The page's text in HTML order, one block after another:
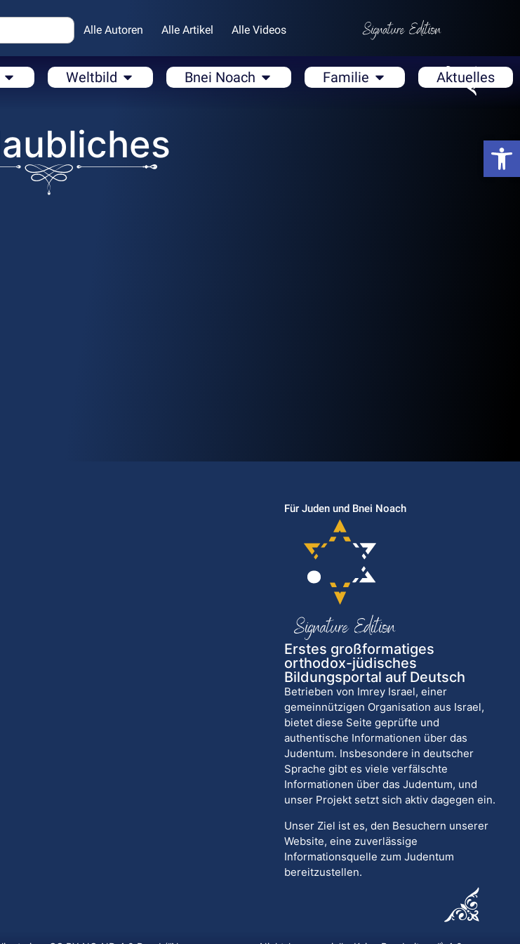
Alle Autoren Alle Artikel Alle Videos
Weltbild Bnei Noach Familie Aktuelles
Für Juden und Bnei Noach
Erstes großformatiges
orthodox-jüdisches
Bildungsportal auf Deutsch
Betrieben von Imrey Israel, einer
gemeinnützigen Organisation aus Israel,
bietet diese Seite geprüfte und
authentische Informationen über das
Judentum. Insbesondere in deutscher
Sprache gibt es viele verfälschte
Informationen über das Judentum, und
unser Projekt setzt sich aktiv dagegen ein.
Unser Ziel ist es, den Besuchern unserer
Website, eine zuverlässige
Informationsquelle zum Judentum
bereitzustellen.